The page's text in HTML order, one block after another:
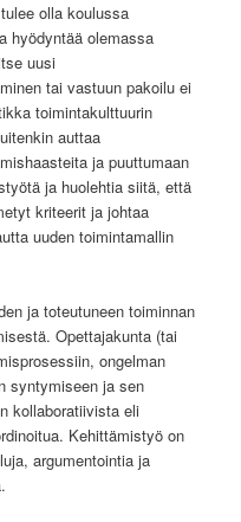
olla koulussa
hyödyntää olemassa
uusi
tai vastuun pakoilu ei
toimintakulttuurin
auttaa
ja puuttumaan
ja huolehtia siitä, että
kriteerit ja johtaa
uuden toimintamallin
ja toteutuneen toiminnan
Opettajakunta (tai
ongelman
syntymiseen ja sen
kollaboratiivista eli
Kehittämistyö on
argumentointia ja